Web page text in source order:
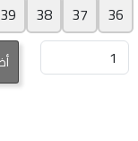
36
37
38
39